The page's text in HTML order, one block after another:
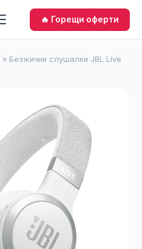
🔥 Горещи оферти
» Безжични слушалки JBL Live